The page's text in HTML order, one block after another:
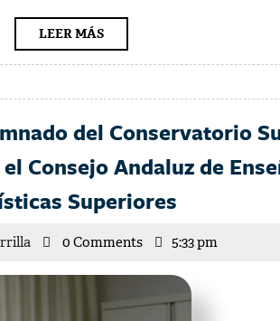
LEER MÁSLEER
MÁS
del Conservatorio
Consejo Andaluz de
Superiores
alumnado
del
Vicente0 Comments 5:33 pm